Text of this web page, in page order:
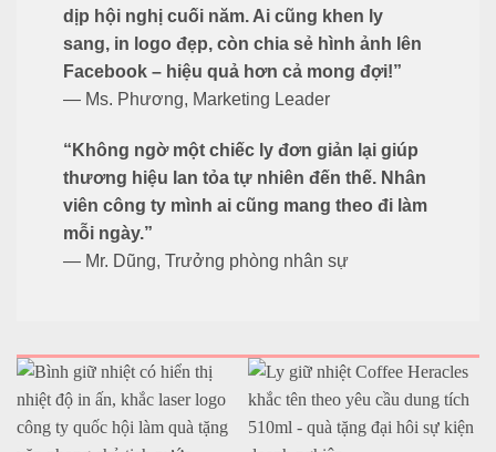
dịp hội nghị cuối năm. Ai cũng khen ly
sang, in logo đẹp, còn chia sẻ hình ảnh lên
Facebook – hiệu quả hơn cả mong đợi!”
— Ms. Phương, Marketing Leader
“Không ngờ một chiếc ly đơn giản lại giúp
thương hiệu lan tỏa tự nhiên đến thế. Nhân
viên công ty mình ai cũng mang theo đi làm
mỗi ngày.”
— Mr. Dũng, Trưởng phòng nhân sự